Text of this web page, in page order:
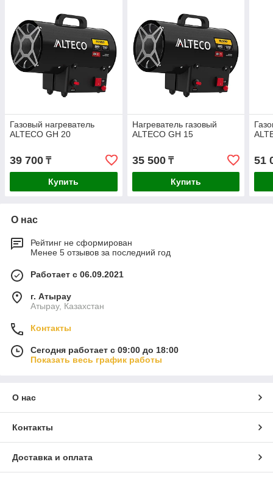
Газовый нагреватель
ALTECO GH 20
39 700 ₸
Купить
Нагреватель газовый
ALTECO GH 15
35 500₸
Купить
51
О нас
Рейтинг не сформирован
Менее 5 отзывов за последний год
Работает с 06.09.2021
г. Атырау
Атырау, Казахстан
Контакты
Сегодня работает с 09:00 до 18:00
Показать весь график работы
О нас
Контакты
Доставка и оплата